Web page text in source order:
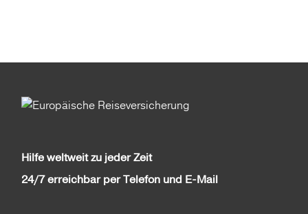
Hilfe weltweit zu jeder Zeit
24/7 erreichbar per Telefon und E-Mail